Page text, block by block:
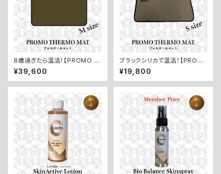
8歳過ぎたら温活！【PROMO T
HERMO MAT／プロモサーモ
マット：Mサイズ】
¥39,600
ブラックシリカで温活！【PROM
O THERMO MAT／プロモサ
ーモマット：Sサイズ】
¥19,800